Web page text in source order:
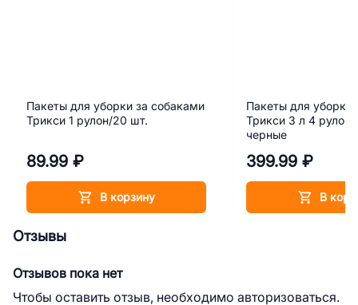
Пакеты для уборки за собаками
Трикси 1 рулон/20 шт.
89.99 ₽
В корзину
Пакеты для уборки
Трикси 3 л 4
черные
399.99 ₽
В
Отзывы
Отзывов пока нет
Чтобы оставить отзыв, необходимо авторизоваться.